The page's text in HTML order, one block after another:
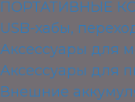
ПОРТАТИВНЫЕ
USB-хабы,
Аксессуары для
Аксессуары для
Внешние